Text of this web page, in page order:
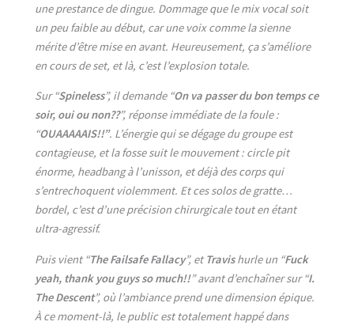
une prestance de dingue. Dommage que le mix vocal soit
un peu faible au début, car une voix comme la sienne
mérite d’être mise en avant. Heureusement, ça s’améliore
en cours de set, et là, c’est l’explosion totale.
Sur “Spineless”, il demande “On va passer du bon temps ce
soir, oui ou non??”, réponse immédiate de la foule :
“OUAAAAAIS!!”. L’énergie qui se dégage du groupe est
contagieuse, et la fosse suit le mouvement : circle pit
énorme, headbang à l’unisson, et déjà des corps qui
s’entrechoquent violemment. Et ces solos de gratte…
bordel, c’est d’une précision chirurgicale tout en étant
ultra-agressif.
Puis vient “The Failsafe Fallacy”, et Travishurle un “Fuck
yeah, thank you guys so much!!” avant d’enchaîner sur “I.
The Descent”, où l’ambiance prend une dimension épique.
À ce moment-là, le public est totalement happé dans